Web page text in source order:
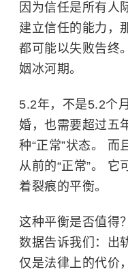
因为信任是所有人
建立信任的能力，
都可能以失败告终
姻冰河期。
5.2年，不是5.2个
婚，也需要超过五
种“正常”状态。 而
从前的“正常”。 它
着裂痕的平衡。
这种平衡是否值得
数据告诉我们：出
仅是法律上的代价